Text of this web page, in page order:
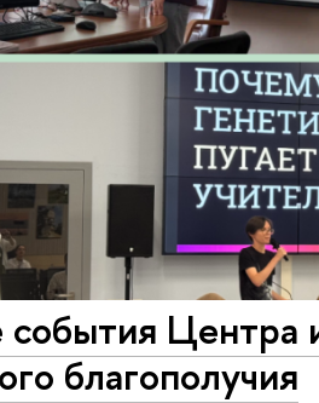
события Центра
благополучия